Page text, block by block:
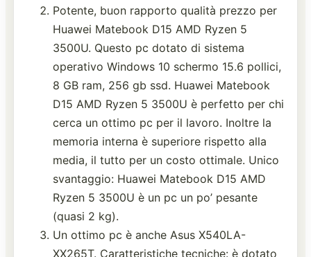
Potente, buon rapporto qualità prezzo per
Huawei Matebook D15 AMD Ryzen 5
3500U. Questo pc dotato di sistema
operativo Windows 10 schermo 15.6 pollici,
8 GB ram, 256 gb ssd. Huawei Matebook
D15 AMD Ryzen 5 3500U è perfetto per chi
cerca un ottimo pc per il lavoro. Inoltre la
memoria interna è superiore rispetto alla
media, il tutto per un costo ottimale. Unico
svantaggio: Huawei Matebook D15 AMD
Ryzen 5 3500U è un pc un po’ pesante
(quasi 2 kg).
Un ottimo pc è anche Asus X540LA-
XX265T. Caratteristiche tecniche: è dotato